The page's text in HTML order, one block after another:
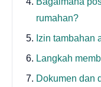
rumahan?
Izin tambahan
Langkah
Dokumen dan